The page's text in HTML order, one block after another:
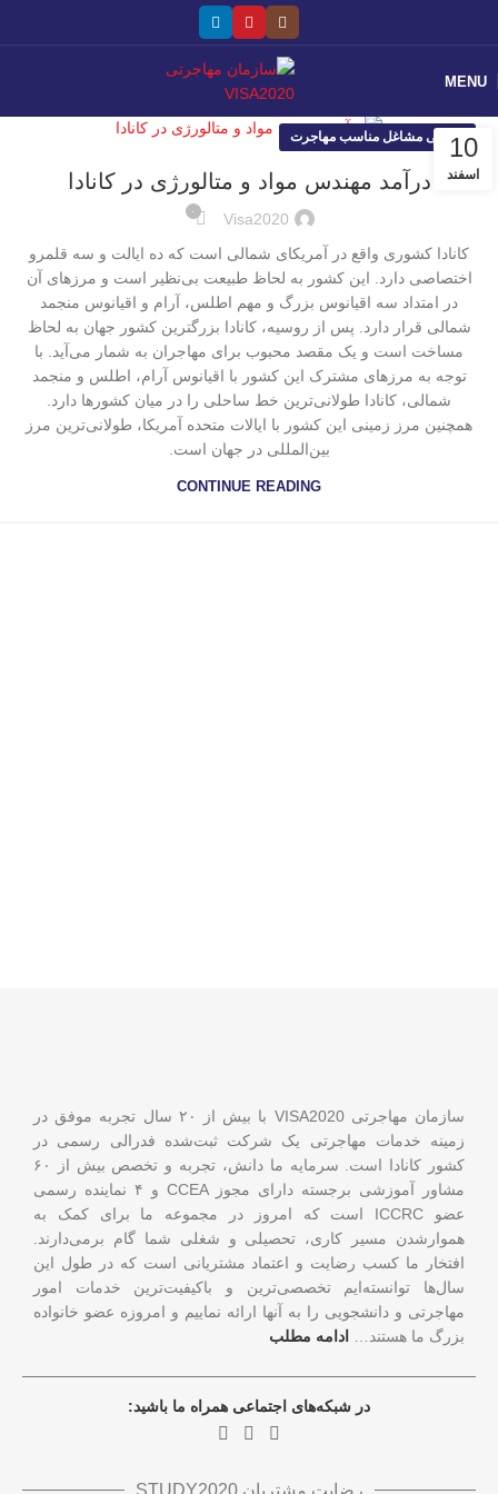
MENU
10
اسفند
معرفی مشاغل مناسب مهاجرت
درآمد مهندس مواد و متالورژی در کانادا
Visa2020 ۰
کانادا کشوری واقع در آمریکای شمالی است که ده ایالت و سه قلمرو
اختصاصی دارد. این کشور به لحاظ طبیعت بی‌نظیر است و مرزهای آن
در امتداد سه اقیانوس بزرگ و مهم اطلس، آرام و اقیانوس منجمد
شمالی قرار دارد. پس از روسیه، کانادا بزرگترین کشور جهان به لحاظ
مساخت است و یک مقصد محبوب برای مهاجران به شمار می‌آید. با
توجه به مرزهای مشترک این کشور با اقیانوس آرام، اطلس و منجمد
شمالی، کانادا طولانی‌ترین خط ساحلی را در میان کشورها دارد.
همچنین مرز زمینی این کشور با ایالات متحده آمریکا، طولانی‌ترین مرز
بین‌المللی در جهان است.
CONTINUE READING
سازمان مهاجرتی VISA2020 با بیش از ۲۰ سال تجربه موفق در
زمینه خدمات مهاجرتی یک شرکت ثبت‌شده فدرالی رسمی در
کشور کانادا است. سرمایه ما دانش، تجربه و تخصص بیش از ۶۰
مشاور آموزشی برجسته دارای مجوز CCEA و ۴ نماینده رسمی
عضو ICCRC است که امروز در مجموعه ما برای کمک به
هموارشدن مسیر کاری، تحصیلی و شغلی شما گام برمی‌دارند.
افتخار ما کسب رضایت و اعتماد مشتریانی است که در طول این
سال‌ها توانسته‌ایم تخصصی‌ترین و باکیفیت‌ترین خدمات امور
مهاجرتی و دانشجویی را به آنها ارائه نماییم و امروزه عضو خانواده
بزرگ ما هستند… ادامه مطلب
در شبکه‌های اجتماعی همراه ما باشید:
رضایت مشتریان STUDY2020